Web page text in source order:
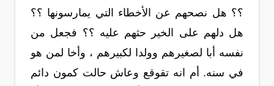
؟؟ هل نصحهم عن الأخطاء التي يمارسونها ؟؟
هل دلهم على الخير حثهم عليه ؟؟ فجعل من
نفسه أبا لصغيرهم وولدا لكبيرهم ، وأخا لمن هو
في سنه. أم انه تقوقع وعاش حالت كمون دائم